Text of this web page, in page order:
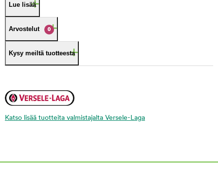
Lue lisää
Arvostelut 0
Kysy meiltä tuotteesta
Katso lisää tuotteita valmistajalta Versele-Laga